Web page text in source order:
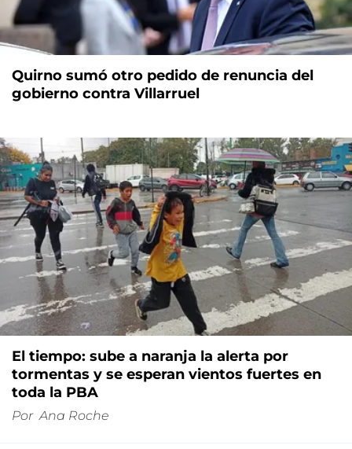
Quirno sumó otro pedido de renuncia del
gobierno contra Villarruel
El tiempo: sube a naranja la alerta por
tormentas y se esperan vientos fuertes en
toda la PBA
Por Ana Roche